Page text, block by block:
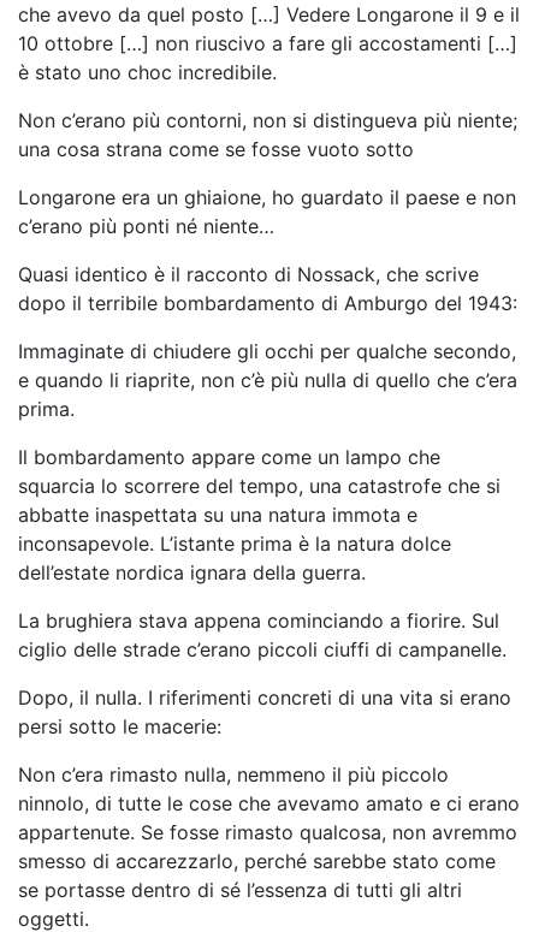
che avevo da quel posto […] Vedere Longarone il 9 e il
10 ottobre […] non riuscivo a fare gli accostamenti […]
è stato uno choc incredibile.
Non c’erano più contorni, non si distingueva più niente;
una cosa strana come se fosse vuoto sotto
Longarone era un ghiaione, ho guardato il paese e non
c’erano più ponti né niente…
Quasi identico è il racconto di Nossack, che scrive
dopo il terribile bombardamento di Amburgo del 1943:
Immaginate di chiudere gli occhi per qualche secondo,
e quando li riaprite, non c’è più nulla di quello che c’era
prima.
Il bombardamento appare come un lampo che
squarcia lo scorrere del tempo, una catastrofe che si
abbatte inaspettata su una natura immota e
inconsapevole. L’istante prima è la natura dolce
dell’estate nordica ignara della guerra.
La brughiera stava appena cominciando a fiorire. Sul
ciglio delle strade c’erano piccoli ciuffi di campanelle.
Dopo, il nulla. I riferimenti concreti di una vita si erano
persi sotto le macerie:
Non c’era rimasto nulla, nemmeno il più piccolo
ninnolo, di tutte le cose che avevamo amato e ci erano
appartenute. Se fosse rimasto qualcosa, non avremmo
smesso di accarezzarlo, perché sarebbe stato come
se portasse dentro di sé l’essenza di tutti gli altri
oggetti.